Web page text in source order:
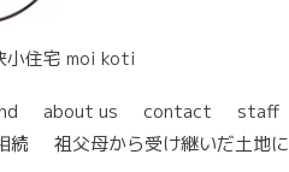
小住宅 moi koti
about us contact staff
続 祖父母から受け継いだ土地に